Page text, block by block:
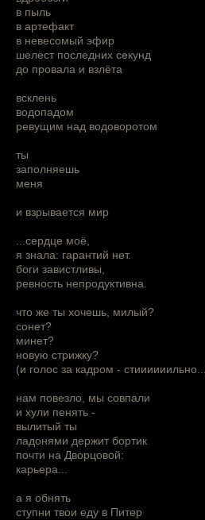
в пыль
в артефакт
в невесомый эфир
шелест последних секунд
до провала и взлёта
всклень
водопадом
ревущим над водоворотом
ты
заполняешь
меня
и взрывается мир
...сердце моё,
я знала: гарантий нет.
боги завистливы,
ревность непродуктивна.
что же ты хочешь, милый?
сонет?
минет?
новую стрижку?
(и голос за кадром -
нам повезло, мы совпали
и хули пенять -
вылитый ты
ладонями держит бортик
почти на Дворцовой:
карьера...
а я обнять
ступни твои еду в Питер